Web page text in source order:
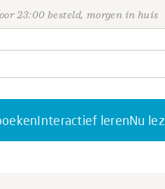
23:00 besteld, morgen in huis
Interactief lerenNu